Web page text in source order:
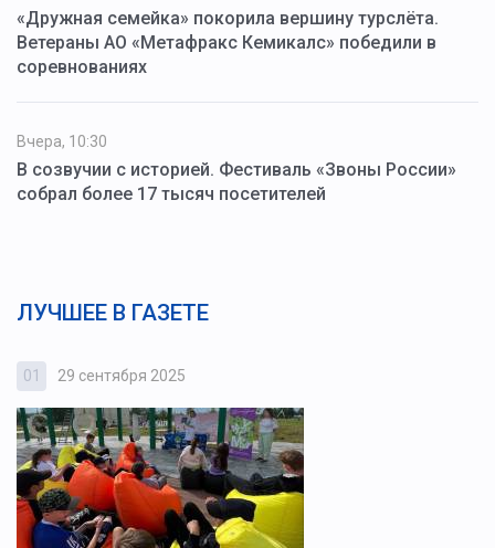
«Дружная семейка» покорила вершину турслёта.
Ветераны АО «Метафракс Кемикалс» победили в
соревнованиях
Вчера, 10:30
В созвучии с историей. Фестиваль «Звоны России»
собрал более 17 тысяч посетителей
ЛУЧШЕЕ В ГАЗЕТЕ
01 29 сентября 2025